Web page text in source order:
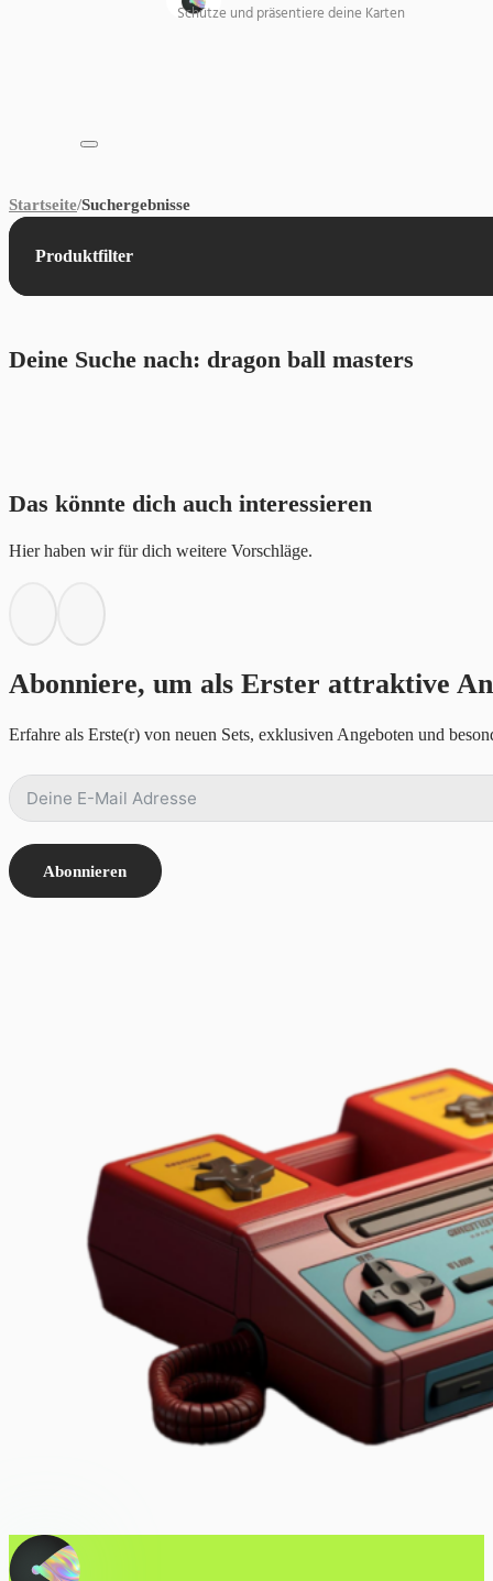
Schütze und präsentiere deine Karten
Startseite/Suchergebnisse
Deine Suche nach: dragon ball masters
Produktfilter
Das könnte dich auch interessieren
Hier haben wir für dich weitere Vorschläge.
Abonniere, um als Erster attraktive
Erfahre als Erste(r) von neuen Sets, exklusiven Angeboten und
Abonnieren